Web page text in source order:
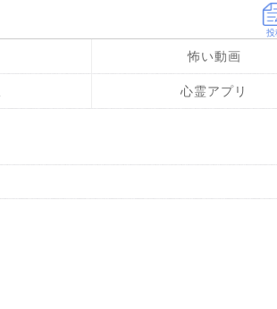
投
怖い動画
心霊アプリ